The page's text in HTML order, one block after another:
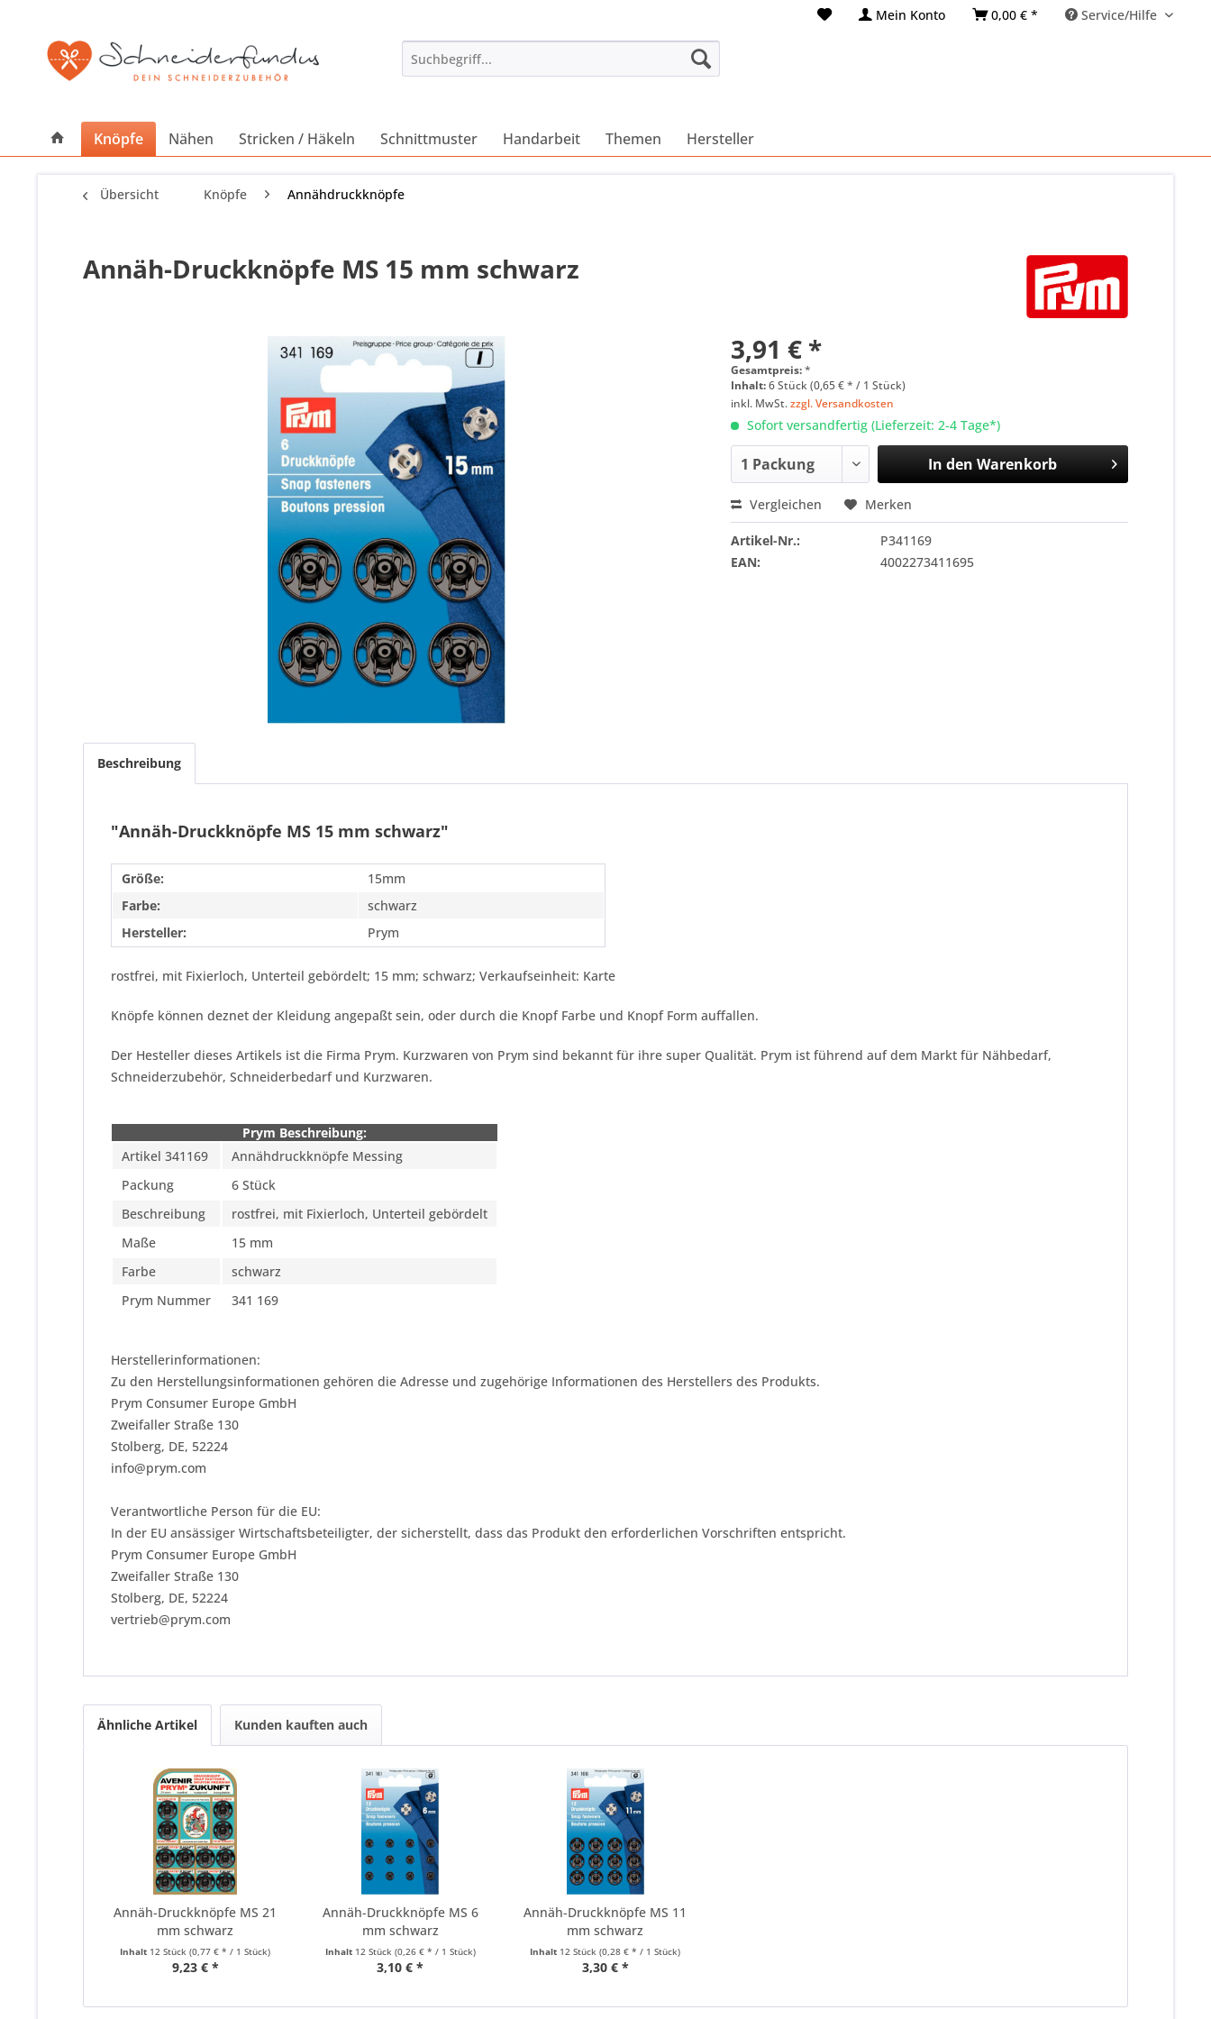
Mein Konto 0,00 € * Service/Hilfe
Knöpfe Nähen Stricken / Häkeln Schnittmuster Handarbeit Themen Hersteller
Übersicht Knöpfe Annähdruckknöpfe
Annäh-Druckknöpfe MS 15 mm schwarz
3,91 € *
Gesamtpreis:*
Inhalt:6 Stück (0,65 € * / 1 Stück)
inkl. MwSt.zzgl. Versandkosten
Sofort versandfertig (Lieferzeit: 2-4 Tage*)
In den Warenkorb
Vergleichen Merken
Artikel-Nr.:
P341169
EAN:
4002273411695
Beschreibung
"Annäh-Druckknöpfe MS 15 mm schwarz"
Größe:
15mm
Farbe:
schwarz
Hersteller:
Prym
rostfrei, mit Fixierloch, Unterteil gebördelt; 15 mm; schwarz; Verkaufseinheit: Karte
Knöpfe können deznet der Kleidung angepaßt sein, oder durch die Knopf Farbe und Knopf Form auffallen.
Der Hesteller dieses Artikels ist die Firma Prym. Kurzwaren von Prym sind bekannt für ihre super Qualität. Prym ist führend auf dem Markt für Nähbedarf,
Schneiderzubehör, Schneiderbedarf und Kurzwaren.
Prym Beschreibung:
Artikel 341169
Annähdruckknöpfe Messing
Packung
6 Stück
Beschreibung
rostfrei, mit Fixierloch, Unterteil gebördelt
Maße
15 mm
Farbe
schwarz
Prym Nummer
341 169
Herstellerinformationen:
Zu den Herstellungsinformationen gehören die Adresse und zugehörige Informationen des Herstellers des Produkts.
Prym Consumer Europe GmbH
Zweifaller Straße 130
Stolberg, DE, 52224
info@prym.com
Verantwortliche Person für die EU:
In der EU ansässiger Wirtschaftsbeteiligter, der sicherstellt, dass das Produkt den erforderlichen Vorschriften entspricht.
Prym Consumer Europe GmbH
Zweifaller Straße 130
Stolberg, DE, 52224
vertrieb@prym.com
Ähnliche Artikel Kunden kauften auch
Annäh-Druckknöpfe MS 21
mm schwarz
Inhalt 12 Stück(0,77 € * / 1 Stück)
9,23 € *
Annäh-Druckknöpfe MS 6
mm schwarz
Inhalt 12 Stück (0,26 € * / 1 Stück)
3,10 € *
Annäh-Druckknöpfe MS 11
mm schwarz
Inhalt 12 Stück(0,28 € * / 1 Stück)
3,30 € *